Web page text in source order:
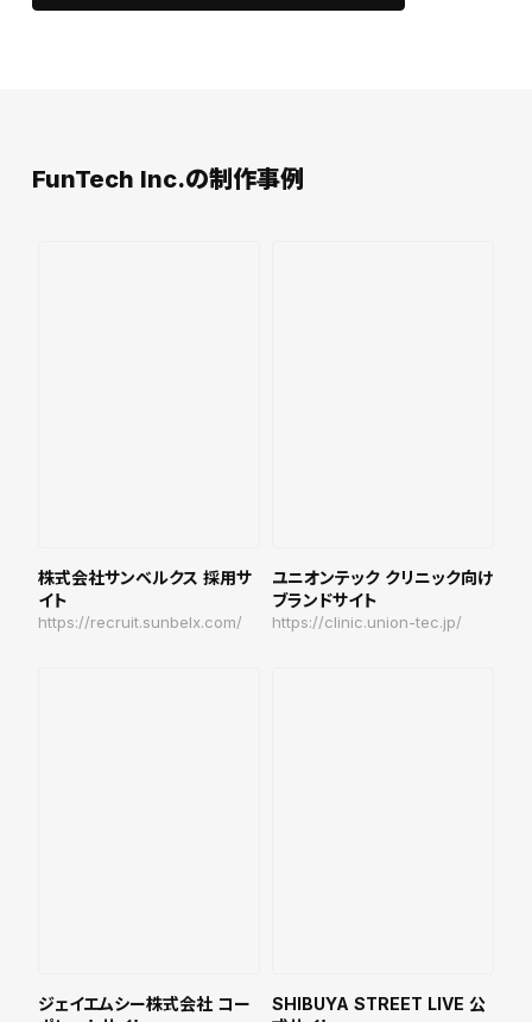
FunTech Inc.の制作事例
株式会社サンベルクス 採用サ
イト
https://recruit.sunbelx.com/
ユニオンテック クリニック向け
ブランドサイト
https://clinic.union-tec.jp/
ジェイエムシー株式会社 コー
SHIBUYA STREET LIVE 公